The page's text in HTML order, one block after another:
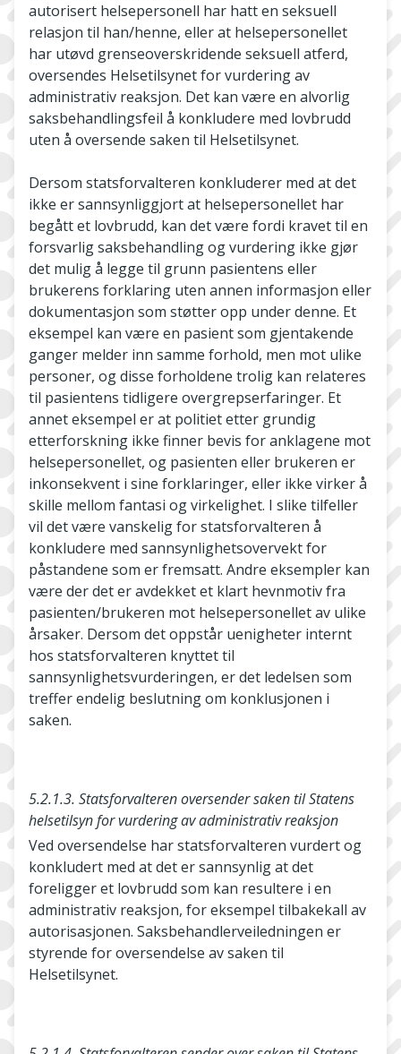
autorisert helsepersonell har hatt en seksuell
relasjon til han/henne, eller at helsepersonellet
har utøvd grenseoverskridende seksuell atferd,
oversendes Helsetilsynet for vurdering av
administrativ reaksjon. Det kan være en alvorlig
saksbehandlingsfeil å konkludere med lovbrudd
uten å oversende saken til Helsetilsynet.
Dersom statsforvalteren konkluderer med at det
ikke er sannsynliggjort at helsepersonellet har
begått et lovbrudd, kan det være fordi kravet til en
forsvarlig saksbehandling og vurdering ikke gjør
det mulig å legge til grunn pasientens eller
brukerens forklaring uten annen informasjon eller
dokumentasjon som støtter opp under denne. Et
eksempel kan være en pasient som gjentakende
ganger melder inn samme forhold, men mot ulike
personer, og disse forholdene trolig kan relateres
til pasientens tidligere overgrepserfaringer. Et
annet eksempel er at politiet etter grundig
etterforskning ikke finner bevis for anklagene mot
helsepersonellet, og pasienten eller brukeren er
inkonsekvent i sine forklaringer, eller ikke virker å
skille mellom fantasi og virkelighet. I slike tilfeller
vil det være vanskelig for statsforvalteren å
konkludere med sannsynlighetsovervekt for
påstandene som er fremsatt. Andre eksempler kan
være der det er avdekket et klart hevnmotiv fra
pasienten/brukeren mot helsepersonellet av ulike
årsaker. Dersom det oppstår uenigheter internt
hos statsforvalteren knyttet til
sannsynlighetsvurderingen, er det ledelsen som
treffer endelig beslutning om konklusjonen i
saken.
5.2.1.3. Statsforvalteren oversender saken til Statens
helsetilsyn for vurdering av administrativ reaksjon
Ved oversendelse har statsforvalteren vurdert og
konkludert med at det er sannsynlig at det
foreligger et lovbrudd som kan resultere i en
administrativ reaksjon, for eksempel tilbakekall av
autorisasjonen. Saksbehandlerveiledningen er
styrende for oversendelse av saken til
Helsetilsynet.